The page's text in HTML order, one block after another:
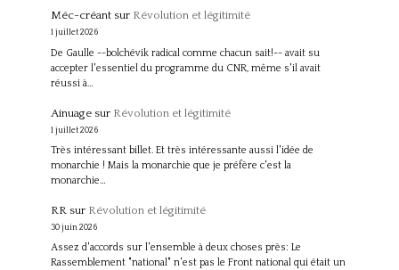
Méc-créantsur Révolution et légitimité
1 juillet 2026
De Gaulle --bolchévik radical comme chacun sait!-- avait su
accepter l'essentiel du programme du CNR, même s'il avait
réussi à…
Ainuagesur Révolution et légitimité
1 juillet 2026
Très intéressant billet. Et très intéressante aussi l'idée de
monarchie ! Mais la monarchie que je préfère c'est la
monarchie…
RR sur Révolution et légitimité
30 juin 2026
Assez d'accords sur l'ensemble à deux choses près: Le
Rassemblement "national" n'est pas le Front national qui était un